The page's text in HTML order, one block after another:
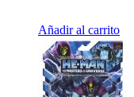
Añadir al carrito